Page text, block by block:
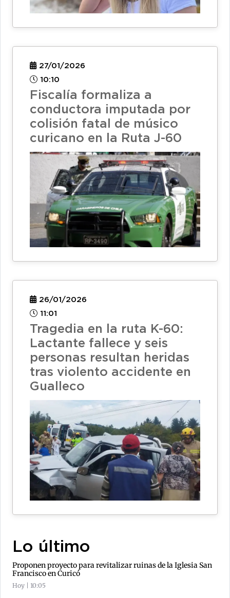
27/01/2026
10:10
Fiscalía formaliza a
conductora imputada por
colisión fatal de músico
curicano en la Ruta J-60
26/01/2026
11:01
Tragedia en la ruta K-60:
Lactante fallece y seis
personas resultan heridas
tras violento accidente en
Gualleco
Lo último
Proponen proyecto para revitalizar ruinas de la Iglesia San
Francisco en Curicó
Hoy | 10:05